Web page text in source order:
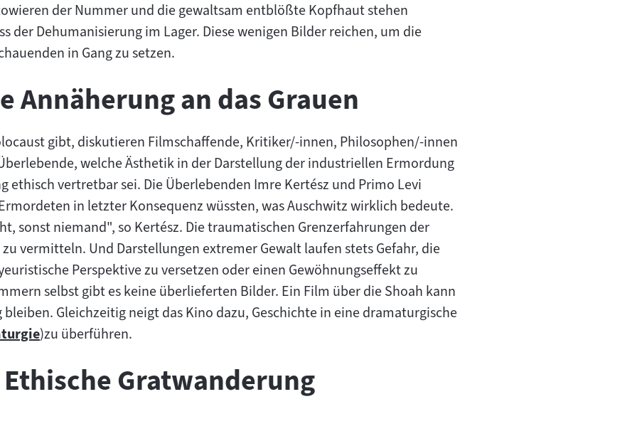
der Nummer und die gewaltsam entblößte Kopfhaut stehen
der Dehumanisierung im Lager. Diese wenigen Bilder reichen, um die
in Gang zu setzen.
Annäherung an das Grauen
gibt, diskutieren Filmschaffende, Kritiker/-innen, Philosophen/-innen
welche Ästhetik in der Darstellung der industriellen Ermordung
ethisch vertretbar sei. Die Überlebenden Imre Kertész und Primo Levi
in letzter Konsequenz wüssten, was Auschwitz wirklich bedeute.
sonst niemand", so Kertész. Die traumatischen Grenzerfahrungen der
vermitteln. Und Darstellungen extremer Gewalt laufen stets Gefahr, die
Perspektive zu versetzen oder einen Gewöhnungseffekt zu
selbst gibt es keine überlieferten Bilder. Ein Film über die Shoah kann
Gleichzeitig neigt das Kino dazu, Geschichte in eine dramaturgische
)zu überführen.
Ethische Gratwanderung